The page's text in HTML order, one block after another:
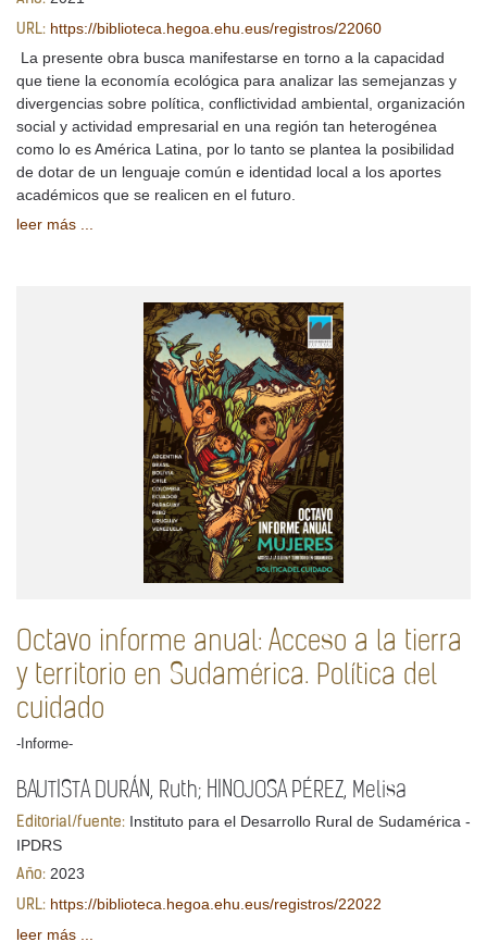
URL: https://biblioteca.hegoa.ehu.eus/registros/22060
La presente obra busca manifestarse en torno a la capacidad
que tiene la economía ecológica para analizar las semejanzas y
divergencias sobre política, conflictividad ambiental, organización
social y actividad empresarial en una región tan heterogénea
como lo es América Latina, por lo tanto se plantea la posibilidad
de dotar de un lenguaje común e identidad local a los aportes
académicos que se realicen en el futuro.
leer más ...
Octavo informe anual: Acceso a la tierra
y territorio en Sudamérica. Política del
cuidado
-Informe-
BAUTISTA DURÁN, Ruth; HINOJOSA PÉREZ, Melisa
Editorial/fuente: Instituto para el Desarrollo Rural de Sudamérica -
IPDRS
Año: 2023
URL: https://biblioteca.hegoa.ehu.eus/registros/22022
leer más ...